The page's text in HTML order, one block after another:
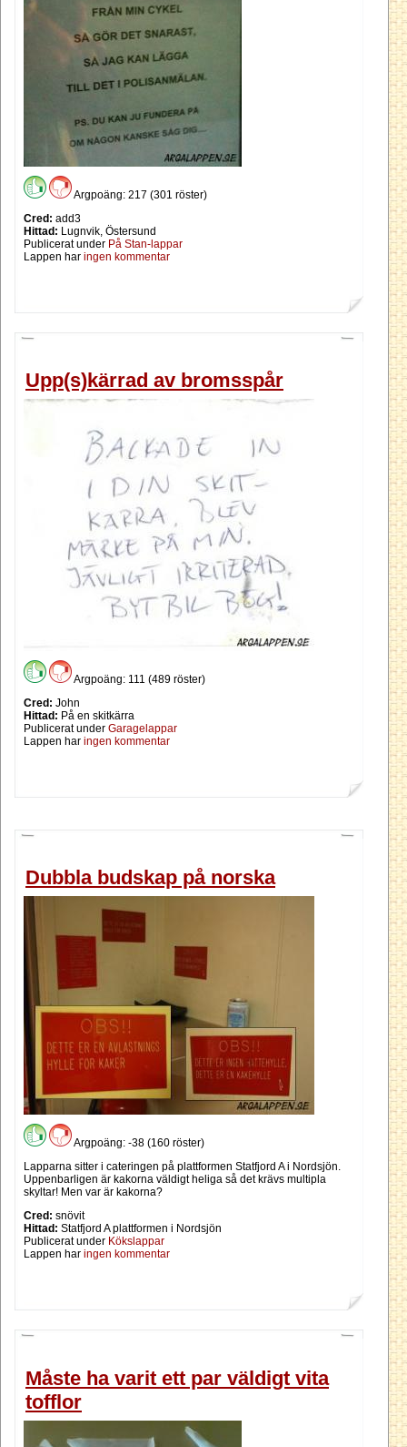
Argpoäng: 217 (301 röster)
Cred: add3
Hittad: Lugnvik, Östersund
Publicerat under På Stan-lappar
Lappen har ingen kommentar
Upp(s)kärrad av bromsspår
Argpoäng: 111 (489 röster)
Cred: John
Hittad: På en skitkärra
Publicerat under Garagelappar
Lappen har ingen kommentar
Dubbla budskap på norska
Argpoäng: -38 (160 röster)
Lapparna sitter i cateringen på plattformen Statfjord A i Nordsjön.
Uppenbarligen är kakorna väldigt heliga så det krävs multipla
skyltar! Men var är kakorna?
Cred: snövit
Hittad: Statfjord A plattformen i Nordsjön
Publicerat under Kökslappar
Lappen har ingen kommentar
Måste ha varit ett par väldigt vita
tofflor